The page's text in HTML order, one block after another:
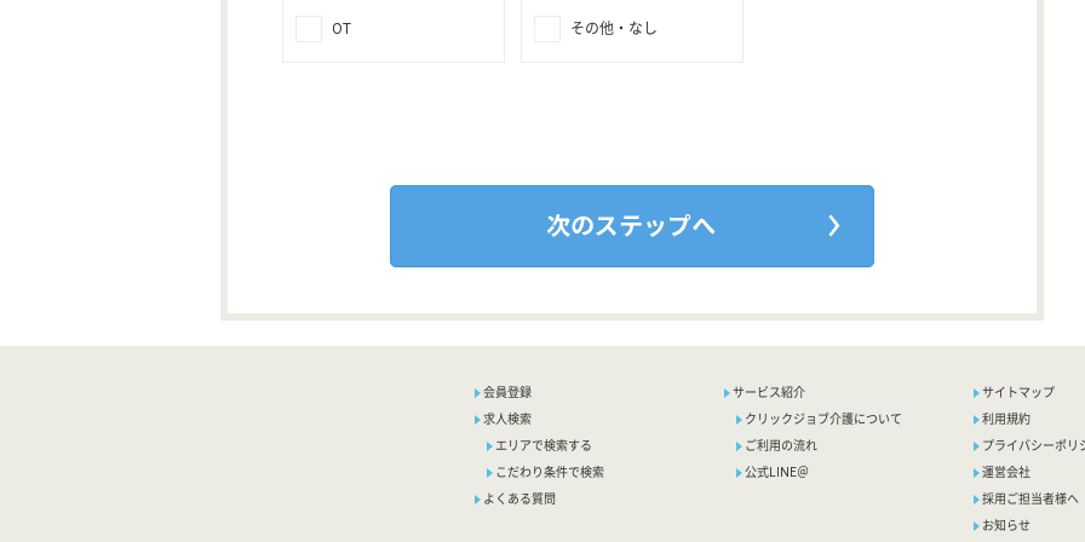
OT その他・なし
会員登録
求人検索
エリアで検索する
こだわり条件で検索
よくある質問
サービス紹介
クリックジョブ介護について
ご利用の流れ
公式LINE＠
サイトマップ
利用規約
プライバシーポリ
運営会社
採用ご担当者様へ
お知らせ